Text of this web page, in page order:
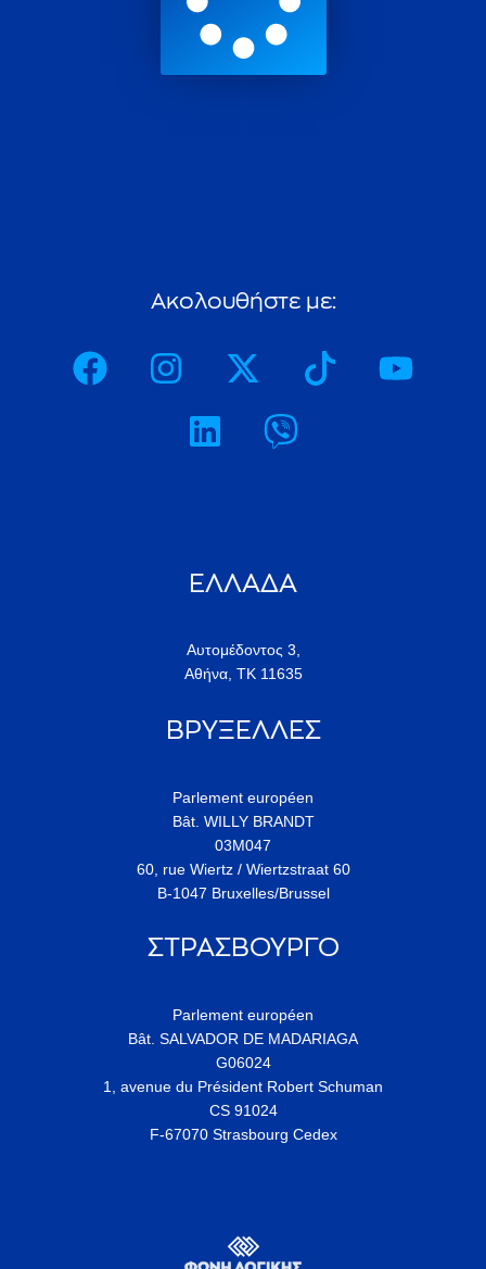
ΕΛΛΑΔΑ
Αυτομέδοντος 3,
Αθήνα, ΤΚ 11635
ΒΡΥΞΕΛΛΕΣ
Parlement européen
Bât. WILLY BRANDT
03M047
60, rue Wiertz / Wiertzstraat 60
B-1047 Bruxelles/Brussel
ΣΤΡΑΣΒΟΥΡΓΟ
Parlement européen
Bât. SALVADOR DE MADARIAGA
G06024
1, avenue du Président Robert Schuman
CS 91024
F-67070 Strasbourg Cedex